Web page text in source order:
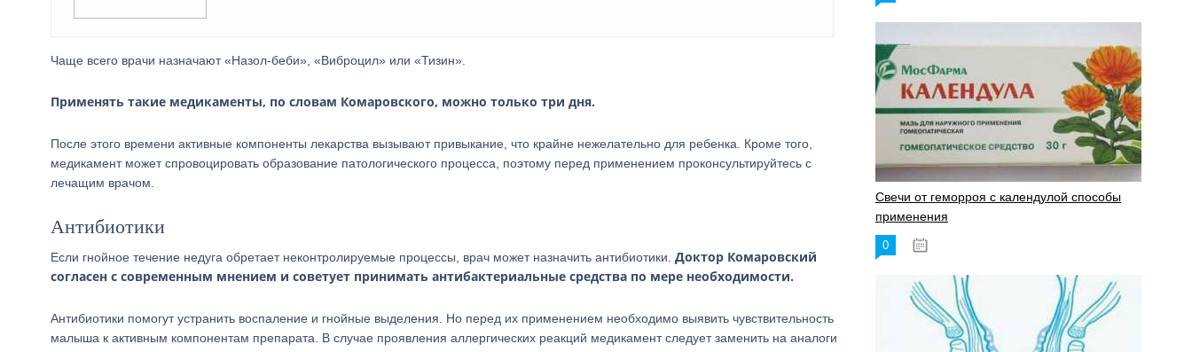
Чаще всего врачи назначают «Назол-беби», «Виброцил» или «Тизин».
Применять такие медикаменты, по словам Комаровского, можно только три дня.
После этого времени активные компоненты лекарства вызывают привыкание, что крайне нежелательно для ребенка. Кроме того,
медикамент может спровоцировать образование патологического процесса, поэтому перед применением проконсультируйтесь с
лечащим врачом.
Антибиотики
Если гнойное течение недуга обретает неконтролируемые процессы, врач может назначить антибиотики. Доктор Комаровский
согласен с современным мнением и советует принимать антибактериальные средства по мере необходимости.
Антибиотики помогут устранить воспаление и гнойные выделения. Но перед их применением необходимо выявить чувствительность
малыша к активным компонентам препарата. В случае проявления аллергических реакций медикамент следует заменить на аналоги
Свечи от геморроя с календулой способы
применения
0